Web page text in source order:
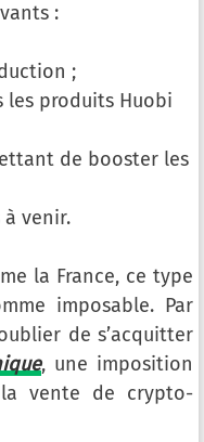
:
;
les produits Huobi
de booster les
à venir.
la France, ce type
imposable. Par
de s’acquitter
, une imposition
vente de crypto-